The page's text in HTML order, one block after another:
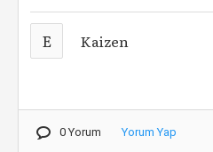
E Kaizen
0 Yorum Yorum Yap